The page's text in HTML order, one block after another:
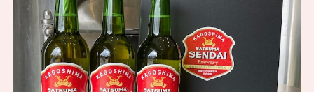
マルニ麦麹生みそ 3kg
2025/07/01
美味しいお味噌ありがとうございます。